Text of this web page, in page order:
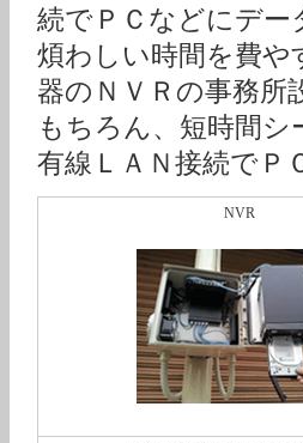
続でＰＣなどにデ
煩わしい時間を費や
器のＮＶＲの事務所
もちろん、短時間
有線ＬＡＮ接続でＰ
NVR